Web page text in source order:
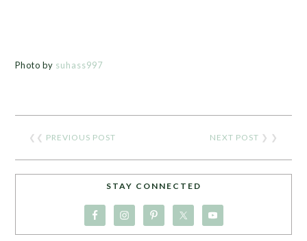
Photo by suhass997
❮❮ PREVIOUS POST NEXT POST ❯ ❯
STAY CONNECTED